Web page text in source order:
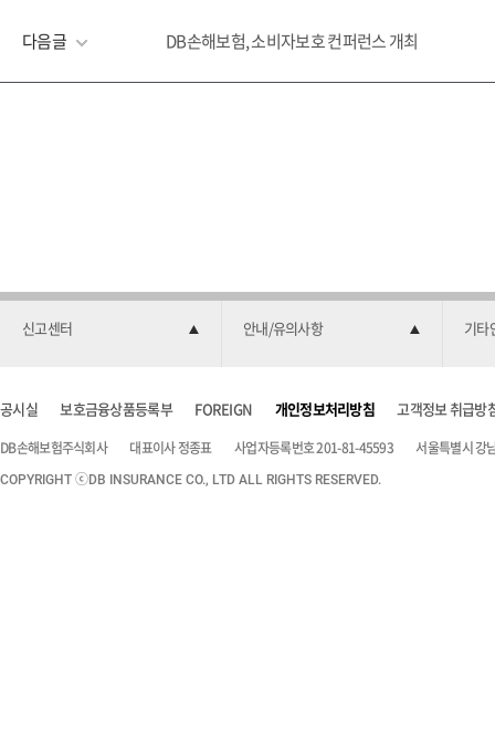
다음글 DB손해보험, 소비자보호 컨퍼런스 개최
신고센터 안내/유의사항 기타
공시실 보호금융상품등록부 FOREIGN 개인정보처리방침 고객정보 취급방
DB손해보험주식회사 대표이사 정종표 사업자등록번호 201-81-45593 서울특별시 강
COPYRIGHT ⓒDB INSURANCE CO., LTD ALL RIGHTS RESERVED.